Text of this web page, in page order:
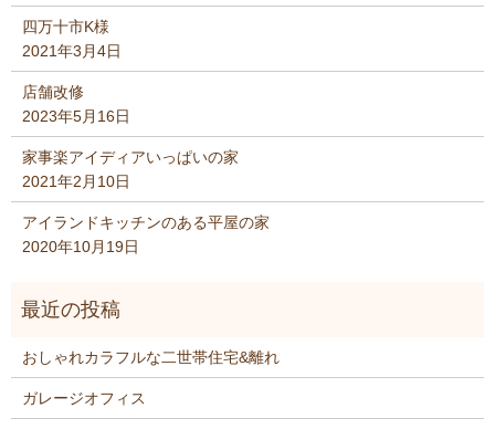
四万十市K様
2021年3月4日
店舗改修
2023年5月16日
家事楽アイディアいっぱいの家
2021年2月10日
アイランドキッチンのある平屋の家
2020年10月19日
おしゃれカラフルな二世帯住宅&離れ
ガレージオフィス